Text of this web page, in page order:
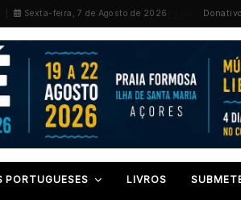
Sexta-feira, 7 de Agosto de 2026
PORTUGUESES LIVROS